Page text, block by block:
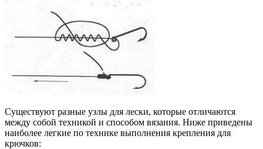
Существуют разные узлы для лески, которые отличаются
между собой техникой и способом вязания. Ниже приведены
наиболее легкие по технике выполнения крепления для
крючков: